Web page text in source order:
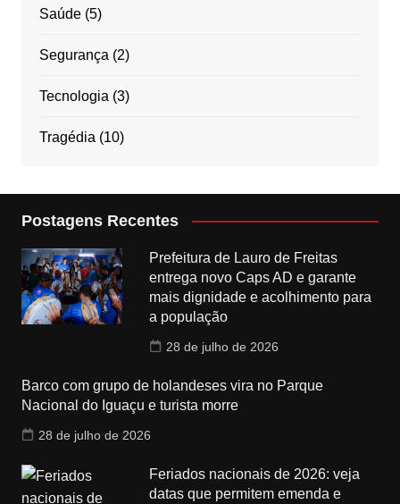
Saúde(5)
Segurança (2)
Tecnologia (3)
Tragédia (10)
Postagens Recentes
Prefeitura de Lauro de Freitas
entrega novo Caps AD e garante
mais dignidade e acolhimento para
a população
28 de julho de 2026
Barco com grupo de holandeses vira no Parque
Nacional do Iguaçu e turista morre
28 de julho de 2026
Feriados nacionais de 2026: veja
datas que permitem emenda e